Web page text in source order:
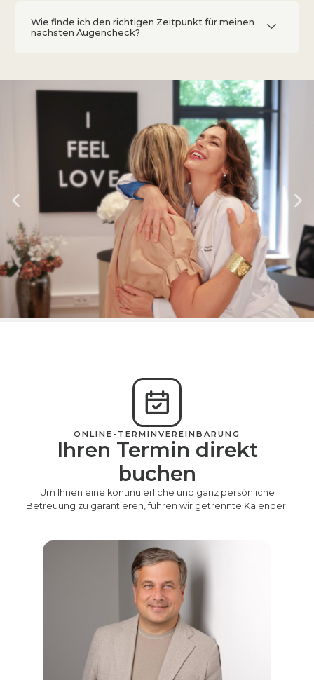
Wie finde ich den richtigen Zeitpunkt für meinen
nächsten Augencheck?
ONLINE-TERMINVEREINBARUNG
Ihren Termin direkt
buchen
Um Ihnen eine kontinuierliche und ganz persönliche
Betreuung zu garantieren, führen wir getrennte Kalender.